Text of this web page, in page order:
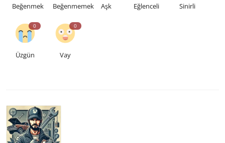
Beğenmek Beğenmemek Aşk Eğlenceli Sinirli
0
Üzgün
0
Vay